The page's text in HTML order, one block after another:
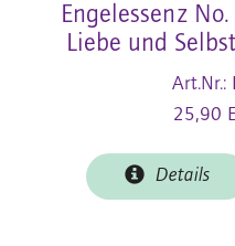
Engelessenz
Liebe und
Art.Nr.:
25,90
Details